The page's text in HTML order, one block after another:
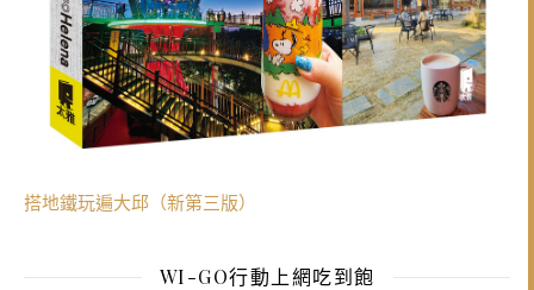
搭地鐵玩遍大邱（新第三版）
WI-GO行動上網吃到飽